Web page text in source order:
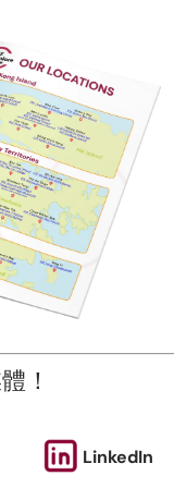
！
LinkedIn
程和語言學習外，我
立即